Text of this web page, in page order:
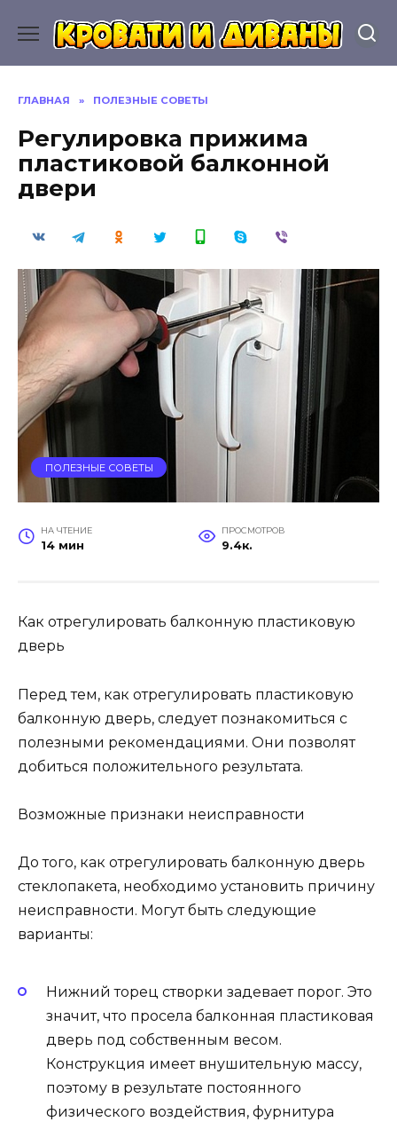
содержанию
ГЛАВНАЯ » ПОЛЕЗНЫЕ СОВЕТЫ
Регулировка прижима
пластиковой балконной
двери
ПОЛЕЗНЫЕ СОВЕТЫ
НА ЧТЕНИЕ
14 мин
ПРОСМОТРОВ
9.4к.
Как отрегулировать балконную пластиковую
дверь
Перед тем, как отрегулировать пластиковую
балконную дверь, следует познакомиться с
полезными рекомендациями. Они позволят
добиться положительного результата.
Возможные признаки неисправности
До того, как отрегулировать балконную дверь
стеклопакета, необходимо установить причину
неисправности. Могут быть следующие
варианты:
Нижний торец створки задевает порог. Это
значит, что просела балконная пластиковая
дверь под собственным весом.
Конструкция имеет внушительную массу,
поэтому в результате постоянного
физического воздействия, фурнитура